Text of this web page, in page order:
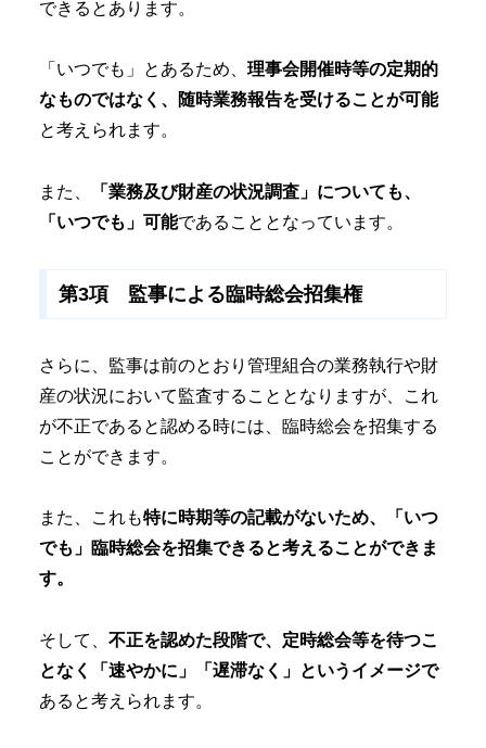
できるとあります。
「いつでも」とあるため、 理事会開催時等の定期的
なものではなく、随時業務報告を受けることが可能
と考えられます。
また、
「業務及び財産の状況調査」についても、
「いつでも」可能であることとなっています。
第3項 監事による臨時総会招集権
さらに、監事は前のとおり管理組合の業務執行や財
産の状況において監査することとなりますが、これ
が不正であると認める時には、臨時総会を招集する
ことができます。
また、これも特に時期等の記載がないため、「いつ
でも」臨時総会を招集できると考えることができま
す。
そして、 不正を認めた段階で、定時総会等を待つこ
となく「速やかに」「遅滞なく」というイメージで
あると考えられます。